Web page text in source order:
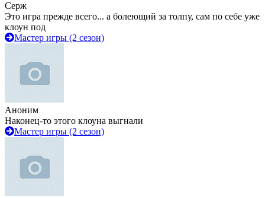
Серж
Это игра прежде всего... а болеющий за толпу, сам по себе уже
клоун под
Мастер игры (2 сезон)
Аноним
Наконец-то этого клоуна выгнали
Мастер игры (2 сезон)